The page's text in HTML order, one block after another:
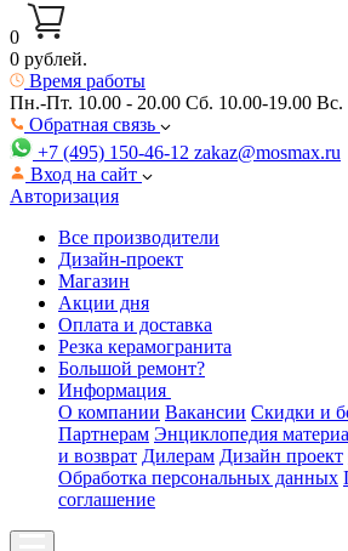
0
0 рублей.
Время работы
Пн.-Пт. 10.00 - 20.00 Сб. 10.00-19.00 Вс.
Обратная связь
+7 (495) 150-46-12 zakaz@mosmax.ru
Вход на сайт
Авторизация
Все производители
Дизайн-проект
Магазин
Акции дня
Оплата и доставка
Резка керамогранита
Большой ремонт?
Информация
О компании Вакансии Скидки и
Партнерам Энциклопедия
и возврат Дилерам Дизайн проект
Обработка персональных данных
соглашение